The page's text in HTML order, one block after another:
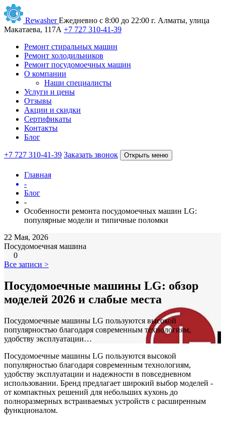
Rewasher Ежедневно с 8:00 до 22:00 г. Алматы, улица
Макатаева, 117А +7 727 310-41-39
Ремонт стиральных машин
Ремонт холодильников
Ремонт посудомоечных машин
О компании
Наши специалисты
Услуги и цены
Отзывы
Акции и скидки
Сертификаты
Контакты
Блог
+7 727 310-41-39 Заказать звонок Открыть меню
Главная
-
Блог
-
Особенности ремонта посудомоечных машин LG:
популярные модели и типичные поломки
22 Мая, 2026
Посудомоечная машина
0
Все записи >
Посудомоечные машины LG: обзор
моделей 2026 и слабые места
Посудомоечные машины LG пользуются высокой
популярностью благодаря современным технологиям,
удобству эксплуатации…
Посудомоечные машины LG пользуются высокой
популярностью благодаря современным технологиям,
удобству эксплуатации и надежности в повседневном
использовании. Бренд предлагает широкий выбор моделей -
от компактных решений для небольших кухонь до
полноразмерных встраиваемых устройств с расширенным
функционалом.